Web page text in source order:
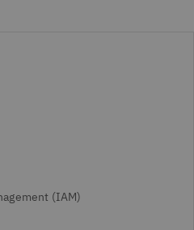
(IAM)